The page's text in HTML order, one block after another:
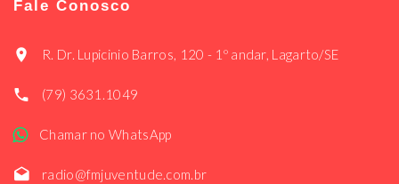
Fale Conosco
R. Dr. Lupicinio Barros, 120 - 1º andar, Lagarto/SE
(79) 3631.1049
Chamar no WhatsApp
radio@fmjuventude.com.br